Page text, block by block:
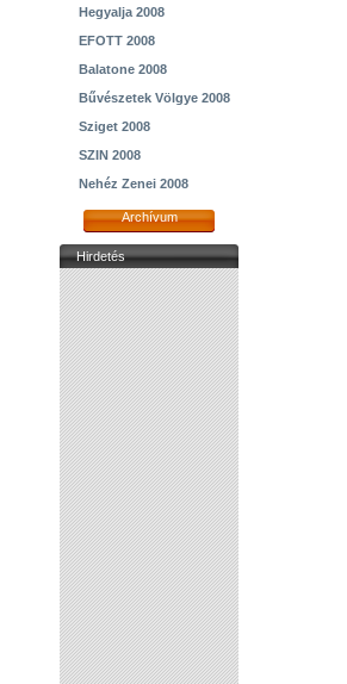
Hegyalja 2008
EFOTT 2008
Balatone 2008
Bűvészetek Völgye 2008
Sziget 2008
SZIN 2008
Nehéz Zenei 2008
Archívum
Hirdetés